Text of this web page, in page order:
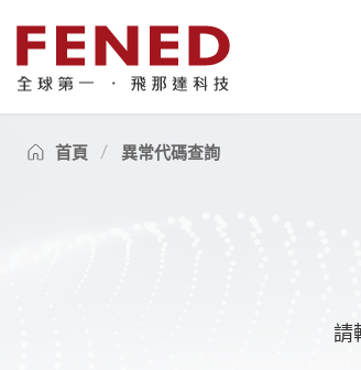
首頁 異常代碼查詢
請